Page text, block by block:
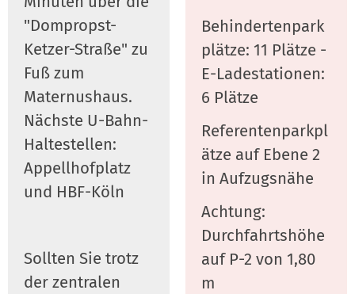
"Dompropst-
Ketzer-Straße" zu
Fuß zum
Maternushaus.
Nächste U-Bahn-
Haltestellen:
Appellhofplatz
und HBF-Köln
Sollten Sie trotz
der zentralen
Behindertenpark
plätze: 11 Plätze -
E-Ladestationen:
6 Plätze
Referentenparkpl
ätze auf Ebene 2
in Aufzugsnähe
Achtung:
Durchfahrtshöhe
auf P-2 von 1,80
m